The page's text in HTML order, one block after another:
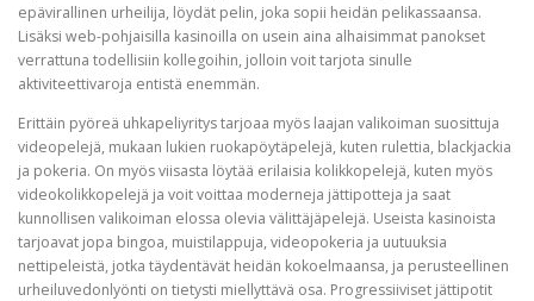
epävirallinen urheilija, löydät pelin, joka sopii heidän pelikassaansa.
Lisäksi web-pohjaisilla kasinoilla on usein aina alhaisimmat panokset
verrattuna todellisiin kollegoihin, jolloin voit tarjota sinulle
aktiviteettivaroja entistä enemmän.
Erittäin pyöreä uhkapeliyritys tarjoaa myös laajan valikoiman suosittuja
videopelejä, mukaan lukien ruokapöytäpelejä, kuten rulettia, blackjackia
ja pokeria. On myös viisasta löytää erilaisia ​​kolikkopelejä, kuten myös
videokolikkopelejä ja voit voittaa moderneja jättipotteja ja saat
kunnollisen valikoiman elossa olevia välittäjäpelejä. Useista kasinoista
tarjoavat jopa bingoa, muistilappuja, videopokeria ja uutuuksia
nettipeleistä, jotka täydentävät heidän kokoelmaansa, ja perusteellinen
urheiluvedonlyönti on tietysti miellyttävä osa. Progressiiviset jättipotit